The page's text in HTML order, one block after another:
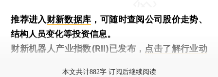
推荐进入财新数据库 ，可随时查阅公司股价走势、
结构人员变化等投资信息。
财新机器人产业指数(RII)已发布， 点击了解行业动
本文共计882字 订阅后继续阅读